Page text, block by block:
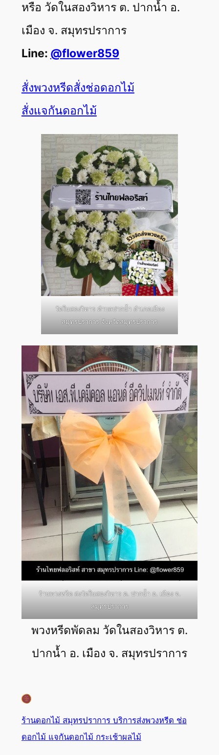
หรือ วัดในสองวิหาร ต. ปากน้ำ อ.
เมือง จ. สมุทรปราการ
Line: @flower859
สั่งพวงหรีดสั่งช่อดอกไม้
สั่งแจกันดอกไม้
วัดในสองวิหาร ตำบลปากน้ำ อำเภอเมือง
สมุทรปราการ จังหวัดสมุทรปราการ
ร้านพวงหรีด ส่งวัดในสองวิหาร ต. ปากน้ำ อ. เมือง จ.
สมุทรปราการ
พวงหรีดพัดลม วัดในสองวิหาร ต.
ปากน้ำ อ. เมือง จ. สมุทรปราการ
ร้านดอกไม้ สมุทรปราการ บริการส่งพวงหรีด ช่อ
ดอกไม้ แจกันดอกไม้ กระเช้าผลไม้